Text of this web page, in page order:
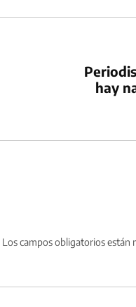
hay
Los campos obligatorios están